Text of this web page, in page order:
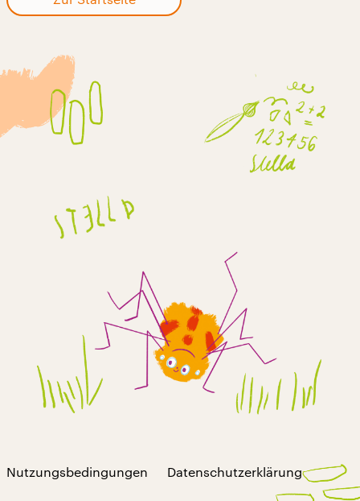
Nutzungsbedingungen Datenschutzerklärung